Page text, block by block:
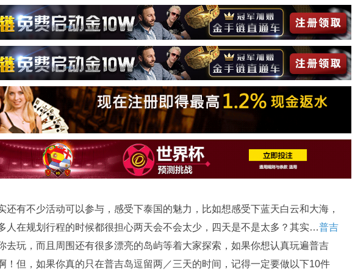
还有不少活动可以参与，感受下泰国的魅力，比如想感受下蓝天白云和大海，
人在规划行程的时候都很担心两天会不会太少，四天是不是太多？其实…普吉
去玩，而且周围还有很多漂亮的岛屿等着大家探索，如果你想认真玩遍普吉
！但，如果你真的只在普吉岛逗留两／三天的时间，记得一定要做以下10件